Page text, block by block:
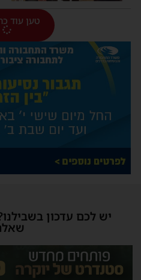
טען עוד
יש לכם עדכון